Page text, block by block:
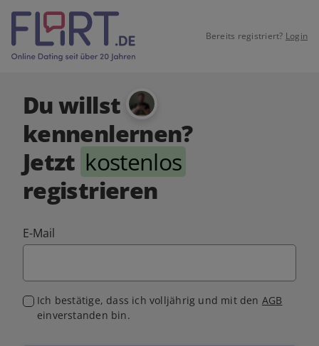
Bereits registriert? Login
Du willst
kennenlernen?
Jetzt kostenlos
registrieren
E-Mail
Ich bestätige, dass ich volljährig und mit den AGB
einverstanden bin.